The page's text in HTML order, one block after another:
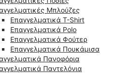
Μπλούζες
Επαγγελματικά T-Shirt
Επαγγελματικά Polo
Επαγγελματικά Φούτερ
Επαγγελματικά Πουκάμισα
Πανοφόρια
Παντελόνια